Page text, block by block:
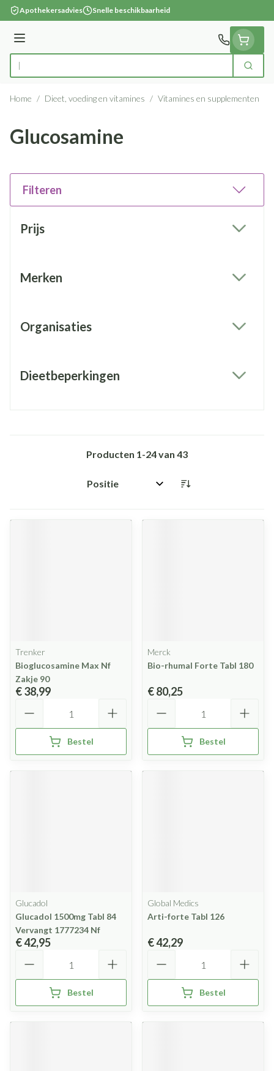
Ga naar de inhoud
Apothekersadvies Snelle beschikbaarheid
Menu
Product, merk, categorie... Zoek
Home / Dieet, voeding en vitamines / Vitamines en supplementen
Glucosamine
Filteren
Prijs
Merken
Organisaties
Dieetbeperkingen
Producten 1-24van 43
Sorteer op:
Trenker
Bioglucosamine Max Nf
Zakje 90
€ 38,99
Bestel
Merck
Bio-rhumal Forte Tabl 180
€ 80,25
Bestel
Glucadol
Glucadol 1500mg Tabl 84
Vervangt 1777234 Nf
€ 42,95
Bestel
Global Medics
Arti-forte Tabl 126
€ 42,29
Bestel